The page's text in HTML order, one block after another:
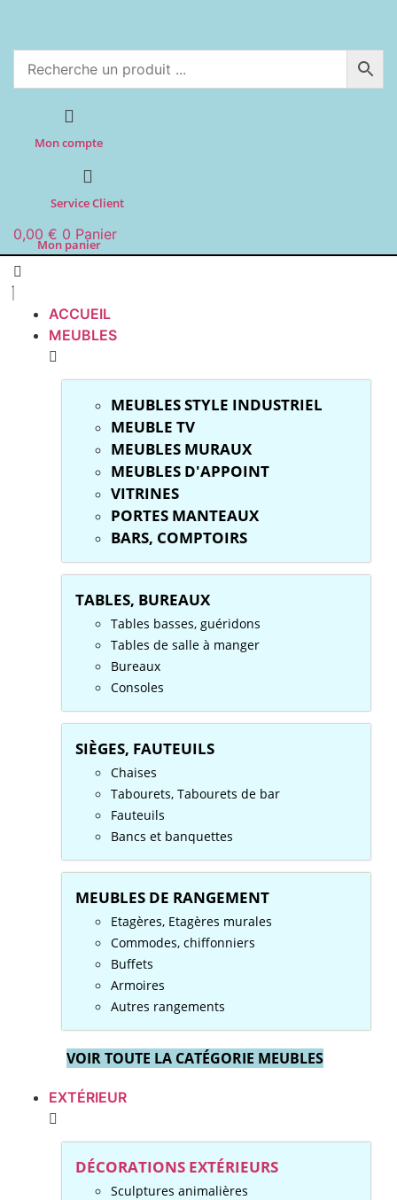
contenu
Mon compte
Service Client
0,00 € 0 Panier
Mon panier
ACCUEIL
MEUBLES
MEUBLES STYLE INDUSTRIEL
MEUBLE TV
MEUBLES MURAUX
MEUBLES D'APPOINT
VITRINES
PORTES MANTEAUX
BARS, COMPTOIRS
TABLES, BUREAUX
Tables basses, guéridons
Tables de salle à manger
Bureaux
Consoles
SIÈGES, FAUTEUILS
Chaises
Tabourets, Tabourets de bar
Fauteuils
Bancs et banquettes
MEUBLES DE RANGEMENT
Etagères, Etagères murales
Commodes, chiffonniers
Buffets
Armoires
Autres rangements
VOIR TOUTE LA CATÉGORIE MEUBLES
EXTÉRIEUR
DÉCORATIONS EXTÉRIEURS
Sculptures animalières